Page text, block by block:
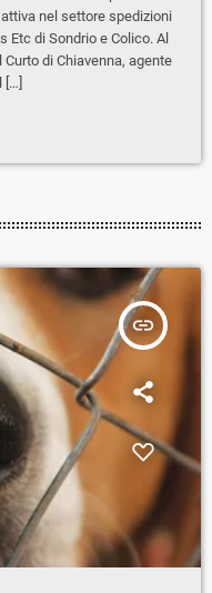
nel settore spedizioni
Etc di Sondrio e Colico. Al
di Chiavenna, agente
insert_link